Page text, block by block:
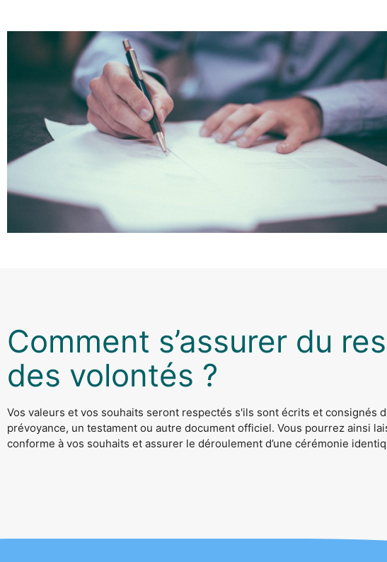
Comment s’assurer du
des volontés ?
Vos valeurs et vos souhaits seront respectés s'ils sont écrits et consignés
prévoyance, un testament ou autre document officiel. Vous pourrez ainsi
conforme à vos souhaits et assurer le déroulement d’une cérémonie